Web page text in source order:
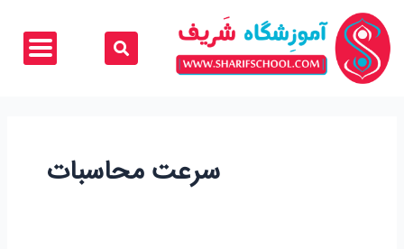
محتوا
سرعت محاسبات